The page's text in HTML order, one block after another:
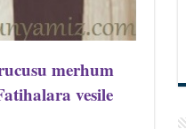
merhum
vesile